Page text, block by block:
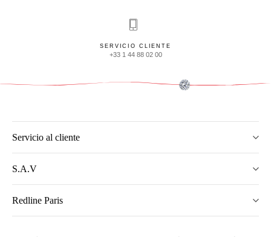
SERVICIO CLIENTE
+33 1 44 88 02 00
Servicio al cliente
S.A.V
Redline Paris